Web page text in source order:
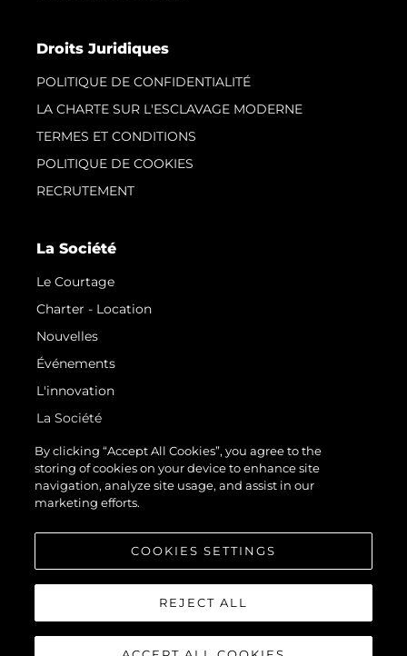
Droits Juridiques
POLITIQUE DE CONFIDENTIALITÉ
LA CHARTE SUR L'ESCLAVAGE MODERNE
TERMES ET CONDITIONS
POLITIQUE DE COOKIES
RECRUTEMENT
La Société
Le Courtage
Charter - Location
Nouvelles
Événements
L'innovation
La Société
Notre Équipe
Style De Vie
Notre Héritage
By clicking “Accept All Cookies”, you agree to the
storing of cookies on your device to enhance site
navigation, analyze site usage, and assist in our
marketing efforts.
COOKIES SETTINGS
REJECT ALL